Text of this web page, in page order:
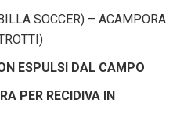
SOCCER) – ACAMPORA
ESPULSI DAL CAMPO
PER RECIDIVA IN